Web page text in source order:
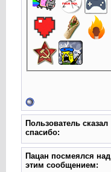
Пользователь сказал
cпасибо:
Пацан посмеялся над
этим сообщением: